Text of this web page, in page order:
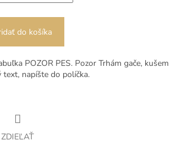
do košíka
POZOR PES. Pozor Trhám gače, kušem
napíšte do políčka.
ZDIEĽAŤ